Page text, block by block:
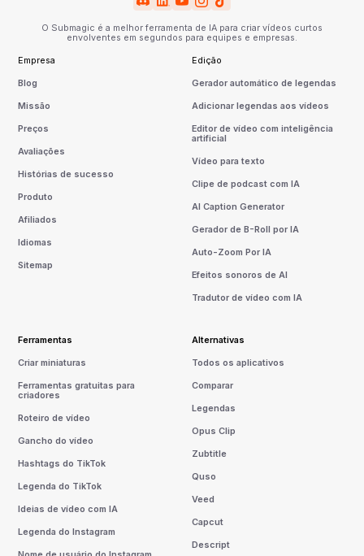
O Submagic é a melhor ferramenta de IA para criar vídeos curtos
envolventes em segundos para equipes e empresas.
Empresa
Blog
Missão
Preços
Avaliações
Histórias de sucesso
Produto
Afiliados
Idiomas
Sitemap
Edição
Gerador automático de legendas
Adicionar legendas aos vídeos
Editor de vídeo com inteligência
artificial
Vídeo para texto
Clipe de podcast com IA
AI Caption Generator
Gerador de B-Roll por IA
Auto-Zoom Por IA
Efeitos sonoros de AI
Tradutor de vídeo com IA
Ferramentas
Criar miniaturas
Ferramentas gratuitas para
criadores
Roteiro de vídeo
Gancho do vídeo
Hashtags do TikTok
Legenda do TikTok
Ideias de vídeo com IA
Legenda do Instagram
Alternativas
Todos os aplicativos
Comparar
Legendas
Opus Clip
Zubtitle
Quso
Veed
Capcut
Descript